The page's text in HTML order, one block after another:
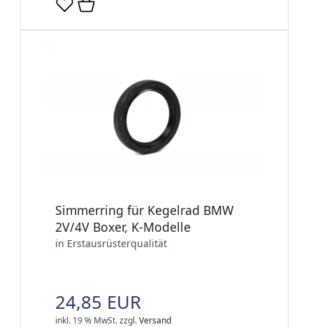
Simmerring für Kegelrad BMW
2V/4V Boxer, K-Modelle
in Erstausrüsterqualität
24,85 EUR
inkl. 19 % MwSt.zzgl.Versand